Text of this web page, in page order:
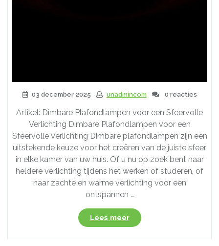
03 december 2025 unadmincom 0 reacties
Artikel: Dimbare Plafondlampen voor een Sfeervolle
Verlichting Dimbare Plafondlampen voor een
Sfeervolle Verlichting Dimbare plafondlampen zijn een
uitstekende keuze voor het creëren van de juiste sfeer
in elke kamer van uw huis. Of u nu op zoek bent naar
heldere verlichting tijdens het werken of studeren, of
naar zachte en warme verlichting voor een
ontspannen …
Lees meer“Ontdek
de
Voordelen